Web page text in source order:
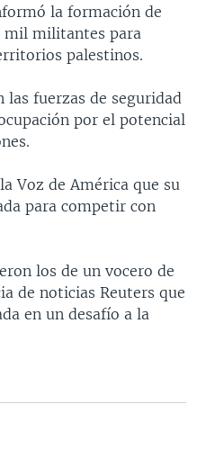
la formación de
mil militantes para
palestinos.
las fuerzas de seguridad
por el potencial
Voz de América que su
para competir con
los de un vocero de
de noticias Reuters que
en un desafío a la